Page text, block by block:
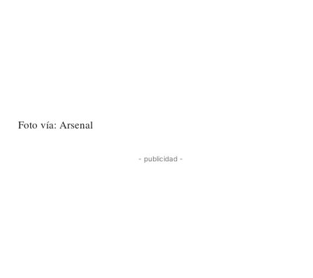
Foto vía: Arsenal
- publicidad -